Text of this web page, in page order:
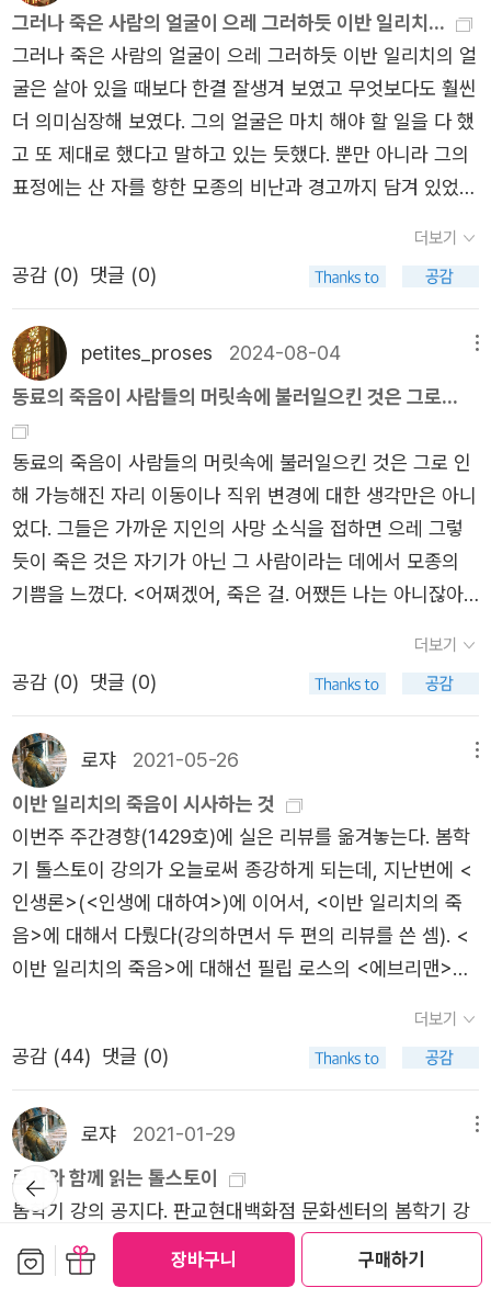
장바구니 구매하기
죄를 되새기며 용서를 구하는 기도를 올립니다. 아내에게는
'이 영지의 수익은 사람들의 가난과 슬픔으로부터 나오는 것
이기 때문에 영지를 살 수 없다'(151쪽)고 말합니다. 교회 앞
에 있던 걸인들에게는 자신이 가지고 있던 모든 돈을 털어서
나눠줍니다.소설은 이렇게 미완성으로 끝이 납니다. 하지만
톨스토이 자신이기도 한 주인공이 죽음의 공포를 대면하는
케 합니다.​죽음은 끝났다!​중편소설 「이반 일리치의 죽음」의
주인공 '이반 일리치'는 '김철수'와 같은 맥락의 이름입니다.
그만큼 러시아에서 '이반'이라는 이름은 흔하고 평범한 이름
인거죠. 하지만 그의 동료들은 그가 평범한 삶을 살았기 때
문에 끔찍하다고 말합니다.법학대학을 졸업한 이후 승진을
장하다가 사다리에서 떨어져 병을 얻습니다. 겨우 45세였는
데, 유능하다고 소문난 의사를 여럿 만나보아도 말로는 나을
수 있다고 하는데 치료에 진척이 보이지 않습니다. 이반 일
리치는 왜 하필 자신인지, 왜 하필 그날 그것이 그곳에 있어
자신에게 상처를 입혔는지, 반문합니다. 그의 동료들 또한
말합니다. 그런 병에 걸린게 자신이 아닌 이반 일리치라서
다행이라고 말이죠.이런 그를 가장 힘들게 하는 것이 있습니
다. 아무도 그를 '환자로 취급'하지 않는다는 것입니다. 그는
사람들이 자신에게 환자로서 '연민'을 품어주길 바라는데,
사람들은 곧 나을 수 있을거라는 말을 던지며 그의 고통을
외면합니다. 심지어 그의 가족 또한 마찬가지입니다. 아내
역시 하루종일 아픈 그의 곁에 있으면서 같은 고통을 겪고
싶어하지 않습니다. 이런 그의 곁에, 오직 환자로만 대해주
는 하인 게라심이 있어서 그나마 다행입니다.그러던 중 고통
이 극에 달하고 죽음이 눈 앞에 다가왔을 때, 이반 일리치는
깨닫습니다. 지금까지 자신 또한 부정해왔던 죽음을 이제는
인정하고 받아들일 때라는 것을, 그리고 죽음을 앞두고 자신
이 마지막으로 무엇을 해야하는지도 말입니다.​바로 이 순간
까지 자신이 살아온 인생이 그래서는 안 되는 삶이었지만 아
직 그것을 바로잡을 수 있으며 바로잡아야만 한다는 사실을
깨달았다. <그것>이 도대체 뭐지? 그는 스스로에게 질문을
던지고는 조용히 입을 다문 채 귀를 기울였다. 그때 누군가
가 자신의 손에 입을 맞추는 것이 느껴졌다. 눈을 뜨자 아들
이 보였다. 아들이 불쌍했다. 아내가 곁으로 다가왔다. 그는
아내를 바라보았다. 아내는 입을 헤벌린 채 절망적인 표정으
그러나 죽은 사람의 얼굴이 으레 그러하듯 이반 일리치...
그러나 죽은 사람의 얼굴이 으레 그러하듯 이반 일리치의 얼
굴은 살아 있을 때보다 한결 잘생겨 보였고 무엇보다도 훨씬
더 의미심장해 보였다. 그의 얼굴은 마치 해야 할 일을 다 했
고 또 제대로 했다고 말하고 있는 듯했다. 뿐만 아니라 그의
표정에는 산 자를 향한 모종의 비난과 경고까지 담겨 있었
더보기
공감 (0) 댓글 (0)
petites_proses 2024-08-04
동료의 죽음이 사람들의 머릿속에 불러일으킨 것은 그로...
동료의 죽음이 사람들의 머릿속에 불러일으킨 것은 그로 인
해 가능해진 자리 이동이나 직위 변경에 대한 생각만은 아니
었다. 그들은 가까운 지인의 사망 소식을 접하면 으레 그렇
듯이 죽은 것은 자기가 아닌 그 사람이라는 데에서 모종의
기쁨을 느꼈다. <어쩌겠어, 죽은 걸. 어쨌든 나는 아니잖아.
까웠던 이른바 친구들이란 사람들은 그러면서도 이제 예절
이라는 이름의 대단히 지겨운 임무를 완수하기 위해 추도식
실을 부지불식간에 상기했다.
더보기
공감 (0) 댓글 (0)
로쟈 2021-05-26
이반 일리치의 죽음이 시사하는 것
이번주 주간경향(1429호)에 실은 리뷰를 옮겨놓는다. 봄학
기 톨스토이 강의가 오늘로써 종강하게 되는데, 지난번에 <
인생론>(<인생에 대하여>)에 이어서, <이반 일리치의 죽
음>에 대해서 다뤘다(강의하면서 두 편의 리뷰를 쓴 셈). <
이반 일리치의 죽음>에 대해선 필립 로스의 <에브리맨>에
시 읽은 <미국의 목가>에서도 <이반 일리치의 죽음> 얘기
가 나왔다. 톨스토이와 필립 로스를 연결시켜주는 작품(주
달렸던 톨스토이청년시절에 발표한 자전소설 <유년시절>
에서부터 죽음은 톨스토이 문학의 주요 주제였다. 삶에 대한
긍정과 예찬으로 마무리되는 대작 <전쟁과 평화>를 완성한
직후에도 죽음에 대한 공포에 시달렸던 톨스토이는 <안나
카레니나>를 완성한 이후 다시 한 번 심각한 회의에 봉착한
더보기
공감 (44) 댓글 (0)
로쟈 2021-01-29
로쟈와 함께 읽는 톨스토이
봄학기 강의 공지다. 판교현대백화점 문화센터의 봄학기 강
의는 톨스토이 읽기로 진행한다. <인생론>에 대한 특강에
이어서 본강에서는 데뷔작 <유년시절>부터 유작 <하지 무
뒤로가
기